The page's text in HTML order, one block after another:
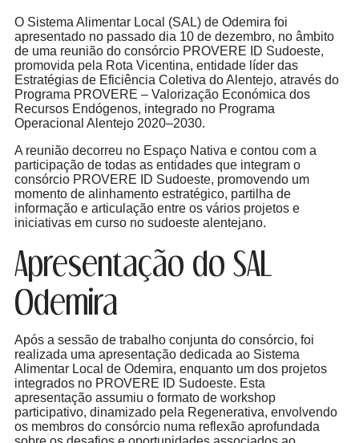
O Sistema Alimentar Local (SAL) de Odemira foi
apresentado no passado dia 10 de dezembro, no âmbito
de uma reunião do consórcio PROVERE ID Sudoeste,
promovida pela Rota Vicentina, entidade líder das
Estratégias de Eficiência Coletiva do Alentejo, através do
Programa PROVERE – Valorização Económica dos
Recursos Endógenos, integrado no Programa
Operacional Alentejo 2020–2030.
A reunião decorreu no Espaço Nativa e contou com a
participação de todas as entidades que integram o
consórcio PROVERE ID Sudoeste, promovendo um
momento de alinhamento estratégico, partilha de
informação e articulação entre os vários projetos e
iniciativas em curso no sudoeste alentejano.
Apresentação do SAL
Odemira
Após a sessão de trabalho conjunta do consórcio, foi
realizada uma apresentação dedicada ao Sistema
Alimentar Local de Odemira, enquanto um dos projetos
integrados no PROVERE ID Sudoeste. Esta
apresentação assumiu o formato de workshop
participativo, dinamizado pela Regenerativa, envolvendo
os membros do consórcio numa reflexão aprofundada